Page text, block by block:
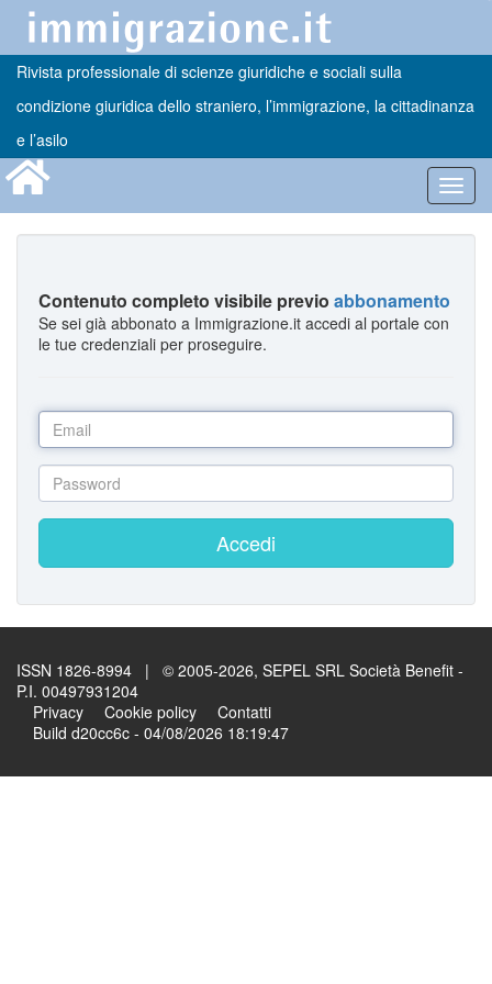
Rivista professionale di scienze giuridiche e sociali sulla
condizione giuridica dello straniero, l’immigrazione, la cittadinanza
e l’asilo
Contenuto completo visibile previo abbonamento
Se sei già abbonato a Immigrazione.it accedi al portale con
le tue credenziali per proseguire.
Accedi
ISSN 1826-8994 | © 2005-2026, SEPEL SRL Società Benefit -
P.I. 00497931204
Privacy
Cookie policy
Contatti
Build d20cc6c - 04/08/2026 18:19:47